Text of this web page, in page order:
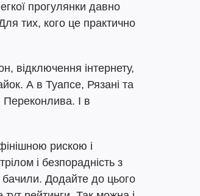
прогулянки давно
тих, кого це практично
відключення інтернету,
А в Туапсе, Рязані та
Переконлива. І в
рискою і
і безпорадність з
бачили. Додайте до цього